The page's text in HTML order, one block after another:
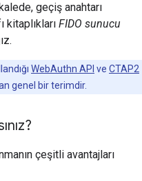
geçiş anahtarı
kitaplıkları FIDO sunucu
WebAuthn API ve CTAP2
genel bir terimdir.
çeşitli avantajları